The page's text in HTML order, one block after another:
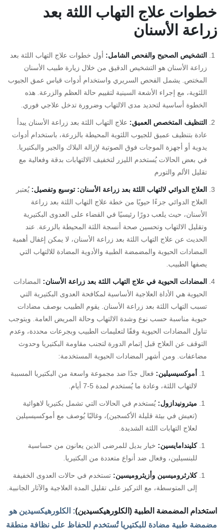
خطوات علاج التهاب اللثة بعد
زراعة الأسنان
التشخيص الصحيح والفحص الشامل: أول خطوات علاج التهاب اللثة بعد
زراعة الأسنان هو التشخيص الدقيق من خلال زيارة طبيب الأسنان
المختص. يشمل الفحص السريري واستخدام أدوات قياس عمق الجيوب
اللثوية، مع إجراء الأشعة السينية لتقييم حالة العظم والزرعة. هذه
الخطوة أساسية لتحديد مدى الالتهاب وضرورة تدخل علاجي فوري.
التنظيف المتخصص العميق: علاج التهاب اللثة بعد زراعة الأسنان يبدأ
عادة بتنظيف عميق للجيوب اللثوية المحيطة بالزرعة، باستخدام أدوات
يدوية أو أجهزة الموجات فوق الصوتية لإزالة البلاك والجير والبكتيريا.
في بعض الحالات يُستخدم الليزر لتخفيف الالتهابات بدقة وفعالية مع
تقليل الألم والتورم
العلاج الدوائي لالتهاب اللثة بعد زراعة الأسنان: توسيع وتفصيل:يُعتبر
العلاج الدوائي جزءًا حيويًا من خطة علاج التهاب اللثة بعد زراعة
الأسنان، حيث يلعب دورًا رئيسيًا في القضاء على العدوى البكتيرية
وتقليل الالتهاب وتحسين صحة أنسجة اللثة المحيطة بالزرعة. عند
الحديث عن علاج التهاب اللثة بعد زراعة الأسنان، لا يمكن إغفال أهمية
المضادات الحيوية والمضمضة الطبية والأدوية المضادة للالتهاب التي
يصفها الطبيب.
المضادات الحيوية في علاج التهاب اللثة بعد زراعة الأسنان: المضادات
الحيوية هي الأداة العلاجية الأساسية لمكافحة العدوى البكتيرية التي
تسبب التهاب اللثة بعد زراعة الأسنان. يقوم الطبيب بوصف مضادات
حيوية مناسبة حسب نوع وشدة الالتهاب وحالة المريض العامة. ويتوجب
تناول المضادات الحيوية وفقًا لتعليمات الطبيب وبجرعات محددة، وعدم
التوقف عن العلاج قبل إتمام الدورة لتجنب مقاومة البكتيريا وحدوث
مضاعفات. ومن أشهر المضادات الحيوية المستخدمة:
أموكسيسيلين: فعال جدًا ضد مجموعة واسعة من البكتيريا المسببة
لالتهاب اللثة، وعادة ما يُستخدم لمدة 5-7 أيام.
ميترونيدازول: يُستخدم في الحالات التي تشمل بكتيريا لاهوائية
(تعيش في بيئة قليلة الأكسجين)، وغالبًا يُوصف مع أموكسيسيلين
لعلاج التهابات اللثة الشديدة.
كليندامايسين: خيار بديل للمرضى الذين يعانون من حساسية
للبنسيلين، وفعال ضد أنواع متعددة من البكتيريا.
كلارثروميسين وأزيثروميسين: تستخدم في حالات العدوى الخفيفة
إلى المتوسطة، مع التركيز على تقليل المدة العلاجية والآثار الجانبية.
استخدام المضمضة الطبية (الكلورهيكسيدين): الكلورهيكسيدين هو
مضمضة طبية مضادة للبكتيريا تُستخدم للحفاظ على نظافة منطقة